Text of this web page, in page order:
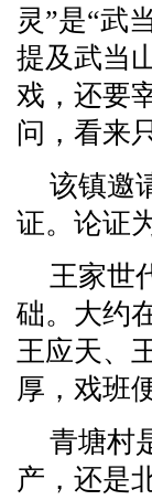
灵”是“武
提及武当
戏，还要
问，看来
该镇邀
证。论证
王家世
础。大约
王应天、
厚，戏班
青塘村
产，还是